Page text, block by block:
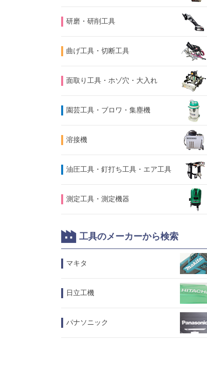
研磨・研削工具
曲げ工具・切断工具
面取り工具・ホゾ穴・大入れ
園芸工具・ブロワ・集塵機
溶接機
油圧工具・釘打ち工具・エア工具
測定工具・測定機器
工具のメーカーから検索
マキタ
日立工機
パナソニック